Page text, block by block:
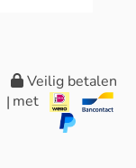
|
Veilig betalen
met